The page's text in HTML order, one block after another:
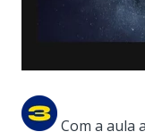
Com a aula